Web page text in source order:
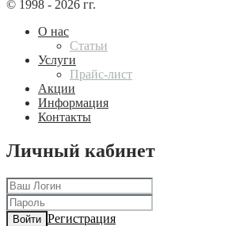
© 1998 - 2026 гг.
О нас
Статьи
Услуги
Прайс-лист
Акции
Информация
Контакты
Личный кабинет
Войти Регистрация